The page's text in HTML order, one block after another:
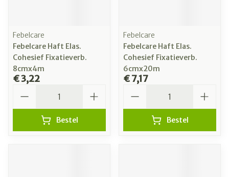
Febelcare
Febelcare Haft Elas.
Cohesief Fixatieverb.
8cmx4m
€ 3,22
Bestel
Febelcare
Febelcare Haft Elas.
Cohesief Fixatieverb.
6cmx20m
€ 7,17
Bestel